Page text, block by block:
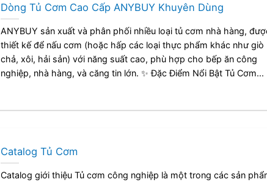
Dòng Tủ Cơm Cao Cấp ANYBUY Khuyên Dùng
ANYBUY sản xuất và phân phối nhiều loại tủ cơm nhà hàng,
thiết kế để nấu cơm (hoặc hấp các loại thực phẩm khác như giò
chả, xôi, hải sản) với năng suất cao, phù hợp cho bếp ăn công
nghiệp, nhà hàng, và căng tin lớn. ✨ Đặc Điểm Nổi Bật Tủ Cơm...
Catalog Tủ Cơm
Catalog giới thiệu Tủ cơm công nghiệp là một trong các sản